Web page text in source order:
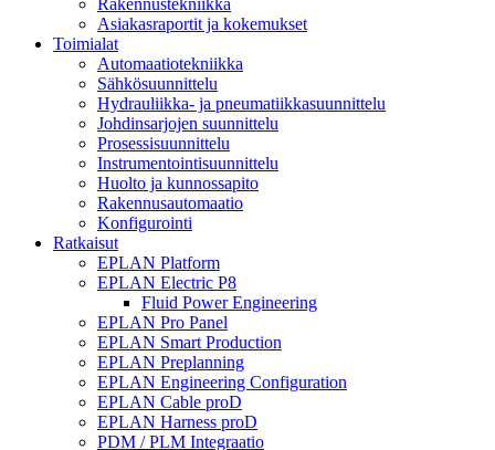
Rakennustekniikka
Asiakasraportit ja kokemukset
Toimialat
Automaatiotekniikka
Sähkösuunnittelu
Hydrauliikka- ja pneumatiikkasuunnittelu
Johdinsarjojen suunnittelu
Prosessisuunnittelu
Instrumentointisuunnittelu
Huolto ja kunnossapito
Rakennusautomaatio
Konfigurointi
Ratkaisut
EPLAN Platform
EPLAN Electric P8
Fluid Power Engineering
EPLAN Pro Panel
EPLAN Smart Production
EPLAN Preplanning
EPLAN Engineering Configuration
EPLAN Cable proD
EPLAN Harness proD
PDM / PLM Integraatio